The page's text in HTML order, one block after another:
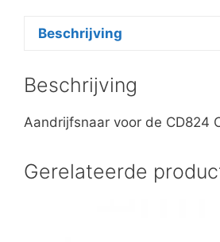
Beschrijving
Beschrijving
Aandrijfsnaar voor de CD824
Gerelateerde